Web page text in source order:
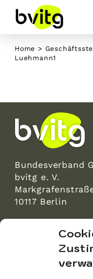
content
Home >
Luehmann1
Bundesverband
bvitg e. V.
10117 Berlin
10117 Berlin